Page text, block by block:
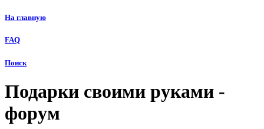
На главную
FAQ
Поиск
Подарки своими руками -
форум